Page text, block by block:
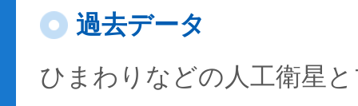
過去データ
ひまわりなどの人工衛星